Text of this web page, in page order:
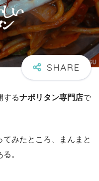
するナポリタン専門店で
みたところ、まんまと
。